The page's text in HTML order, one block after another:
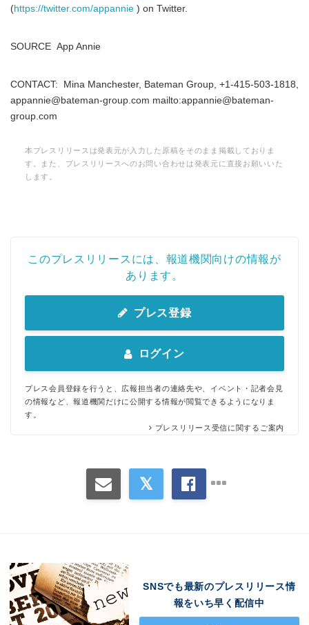
(https://twitter.com/appannie ) on Twitter.
SOURCE App Annie
CONTACT: Mina Manchester, Bateman Group, +1-415-503-1818,
appannie@bateman-group.com mailto:appannie@bateman-
group.com
本プレスリリースは発表元が入力した原稿をそのまま掲載しておりま
す。また、プレスリリースへのお問い合わせは発表元に直接お願いいた
します。
このプレスリリースには、報道機関向けの情報が
あります。
プレス登録
ログイン
プレス会員登録を行うと、広報担当者の連絡先や、イベント・記者会見
の情報など、報道機関だけに公開する情報が閲覧できるようになりま
す。
プレスリリース受信に関するご案内
SNSでも最新のプレスリリース情
報をいち早く配信中
English